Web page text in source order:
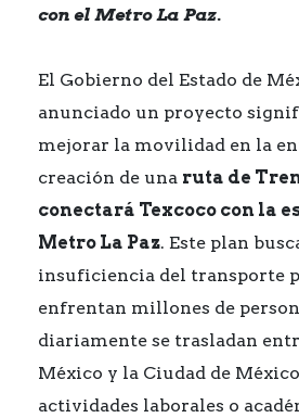
con el Metro La Paz.
El Gobierno del Estado de
anunciado un proyecto
mejorar la movilidad en la
creación de una ruta de
conectará Texcoco con la
Metro La Paz. Este plan
insuficiencia del transporte
enfrentan millones de
diariamente se trasladan
México y la Ciudad de
actividades laborales o